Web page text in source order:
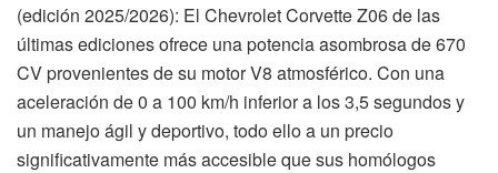
(edición 2025/2026): El Chevrolet Corvette Z06 de las
últimas ediciones ofrece una potencia asombrosa de 670
CV provenientes de su motor V8 atmosférico. Con una
aceleración de 0 a 100 km/h inferior a los 3,5 segundos y
un manejo ágil y deportivo, todo ello a un precio
significativamente más accesible que sus homólogos